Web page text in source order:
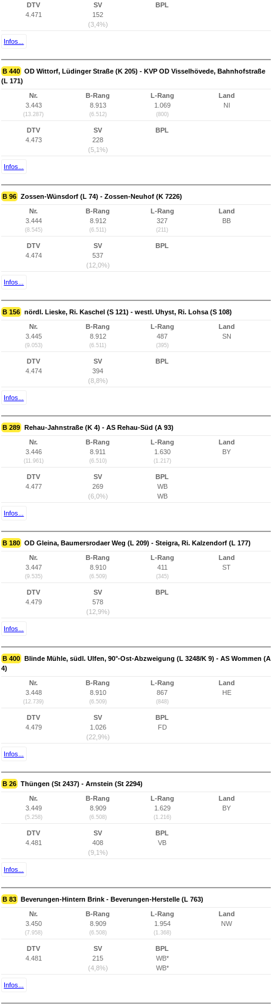
DTV
4.471
SV
152
(3,4%)
BPL
Infos...
B 440 OD Wittorf, Lüdinger Straße (K 205) - KVP OD Visselhövede, Bahnhofstraße
(L 171)
Nr.
3.443
(13.287)
B-Rang
8.913
(6.512)
L-Rang
1.069
(800)
Land
NI
DTV
4.473
SV
228
(5,1%)
BPL
Infos...
B 96 Zossen-Wünsdorf (L 74) - Zossen-Neuhof (K 7226)
Nr.
3.444
(8.545)
B-Rang
8.912
(6.511)
L-Rang
327
(211)
Land
BB
DTV
4.474
SV
537
(12,0%)
BPL
Infos...
B 156 nördl. Lieske, Ri. Kaschel (S 121) - westl. Uhyst, Ri. Lohsa (S 108)
Nr.
3.445
(9.053)
B-Rang
8.912
(6.511)
L-Rang
487
(395)
Land
SN
DTV
4.474
SV
394
(8,8%)
BPL
Infos...
B 289 Rehau-Jahnstraße (K 4) - AS Rehau-Süd (A 93)
Nr.
3.446
(11.961)
B-Rang
8.911
(6.510)
L-Rang
1.630
(1.217)
Land
BY
DTV
4.477
SV
269
(6,0%)
BPL
WB
WB
Infos...
B 180 OD Gleina, Baumersrodaer Weg (L 209) - Steigra, Ri. Kalzendorf (L 177)
Nr.
3.447
(9.535)
B-Rang
8.910
(6.509)
L-Rang
411
(345)
Land
ST
DTV
4.479
SV
578
(12,9%)
BPL
Infos...
B 400 Blinde Mühle, südl. Ulfen, 90°-Ost-Abzweigung (L 3248/K 9) - AS Wommen (A
4)
Nr.
3.448
(12.739)
B-Rang
8.910
(6.509)
L-Rang
867
(848)
Land
HE
DTV
4.479
SV
1.026
(22,9%)
BPL
FD
Infos...
B 26 Thüngen (St 2437) - Arnstein (St 2294)
Nr.
3.449
(5.258)
B-Rang
8.909
(6.508)
L-Rang
1.629
(1.216)
Land
BY
DTV
4.481
SV
408
(9,1%)
BPL
VB
Infos...
B 83 Beverungen-Hintern Brink - Beverungen-Herstelle (L 763)
Nr.
3.450
(7.958)
B-Rang
8.909
(6.508)
L-Rang
1.954
(1.368)
Land
NW
DTV
4.481
SV
215
(4,8%)
BPL
WB*
WB*
Infos...